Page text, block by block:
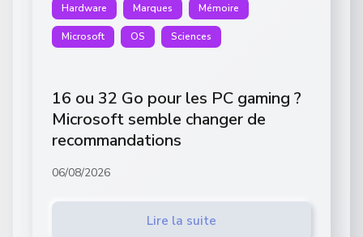
Hardware Marques Mémoire
Microsoft OS Sciences
16 ou 32 Go pour les PC gaming ?
Microsoft semble changer de
recommandations
06/08/2026
Lire la suite